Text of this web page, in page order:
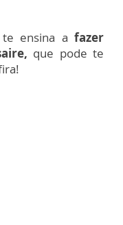
te ensina afazer
que pode te